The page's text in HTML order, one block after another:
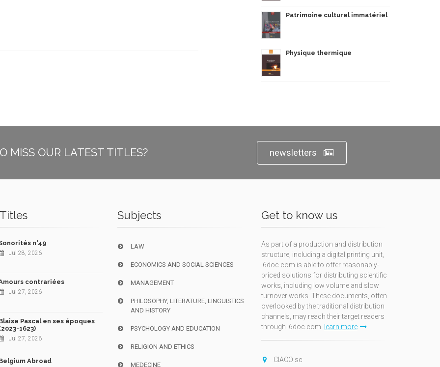
Patrimoine culturel immatériel
Physique thermique
MISS OUR LATEST TITLES? newsletters
n°49
Jul 28, 2026
contrariées
Jul 27, 2026
Pascal en ses époques
1623)
Jul 27, 2026
Abroad
Subjects
LAW
ECONOMICS AND SOCIAL SCIENCES
MANAGEMENT
PHILOSOPHY, LITERATURE, LINGUISTICS
AND HISTORY
PSYCHOLOGY AND EDUCATION
RELIGION AND ETHICS
MEDECINE
Get to know us
As part of a production and distribution
structure, including a digital printing unit,
i6doc.com is able to offer reasonably-
priced solutions for distributing scientific
works, including low volume and slow
turnover works. These documents, often
overlooked by the traditional distribution
channels, may reach their target readers
through i6doc.com. learn more
CIACO sc